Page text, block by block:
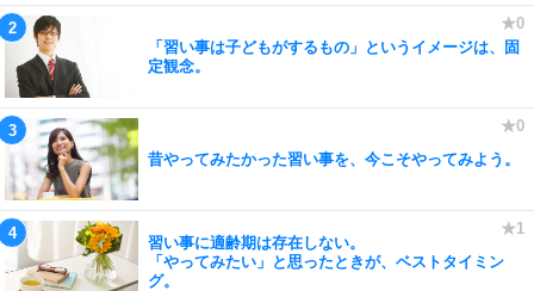
「習い事は子どもがするもの」というイメージは、固
定観念。
昔やってみたかった習い事を、今こそやってみよう。
習い事に適齢期は存在しない。
「やってみたい」と思ったときが、ベストタイミン
グ。